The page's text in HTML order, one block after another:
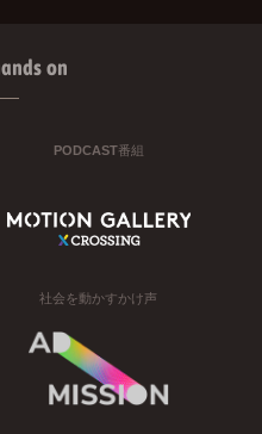
on
PODCAST番組
社会を動かすかけ声